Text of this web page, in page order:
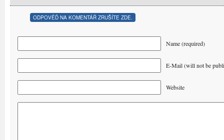
ODPOVĚĎ NA KOMENTÁŘ ZRUŠÍTE ZDE.
Name (required)
E-Mail (will not be
Website